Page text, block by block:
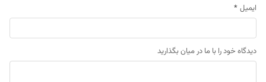
ایمیل *
دیدگاه خود را با ما در میان بگذارید